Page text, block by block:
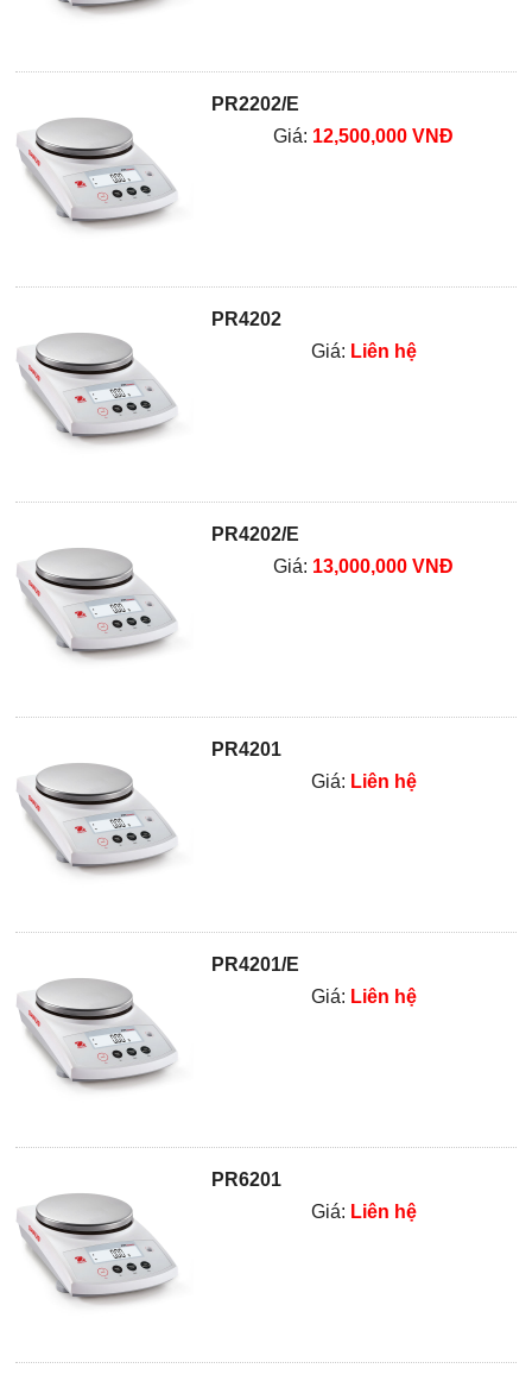
PR2202/E
Giá: 12,500,000 VNĐ
PR4202
Giá: Liên hệ
PR4202/E
Giá: 13,000,000 VNĐ
PR4201
Giá: Liên hệ
PR4201/E
Giá: Liên hệ
PR6201
Giá: Liên hệ